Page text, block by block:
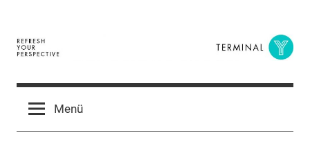
springen
Terminal
Y
Digital
BusinessMenü